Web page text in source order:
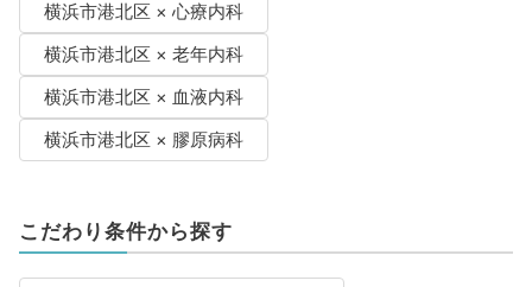
横浜市港北区 × 心療内科
横浜市港北区 × 老年内科
横浜市港北区 × 血液内科
横浜市港北区 × 膠原病科
こだわり条件から探す